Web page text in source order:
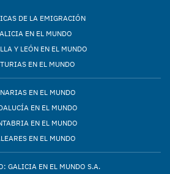
DE LA EMIGRACIÓN
EN EL MUNDO
Y LEÓN EN EL MUNDO
EN EL MUNDO
EN EL MUNDO
EN EL MUNDO
EN EL MUNDO
EN EL MUNDO
GALICIA EN EL MUNDO S.A.